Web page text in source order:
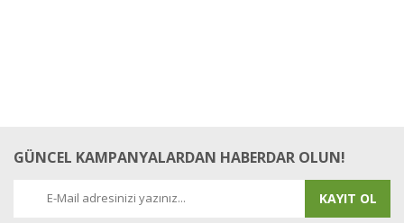
GÜNCEL KAMPANYALARDAN HABERDAR OLUN!
KAYIT OL